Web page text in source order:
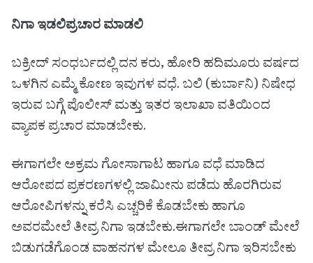
ನಿಗಾ ಇಡಲಿ‌ಪ್ರಚಾರ ಮಾಡಲಿ
ಬಕ್ರೀದ್ ಸಂಧರ್ಬದಲ್ಲಿ ದನ ಕರು, ಹೋರಿ ಹದಿಮೂರು ವರ್ಷದ
ಒಳಗಿನ ಎಮ್ಮೆ ಕೋಣ ಇವುಗಳ ವಧೆ. ಬಲಿ (ಕುರ್ಬಾನಿ) ನಿಷೇಧ
ಇರುವ ಬಗ್ಗೆ ಪೊಲೀಸ್ ಮತ್ತು ಇತರ ಇಲಾಖಾ ವತಿಯಿಂದ
ವ್ಯಾಪಕ ಪ್ರಚಾರ ಮಾಡಬೇಕು.
ಈಗಾಗಲೇ ಅಕ್ರಮ ಗೋಸಾಗಾಟ ಹಾಗೂ ವಧೆ ಮಾಡಿದ
ಆರೋಪದ ಪ್ರಕರಣಗಳಲ್ಲಿ ಜಾಮೀನು ಪಡೆದು ಹೊರಗಿರುವ
ಆರೋಪಿಗಳನ್ನು ಕರೆಸಿ ಎಚ್ಚರಿಕೆ ಕೊಡಬೇಕು ಹಾಗೂ
ಅವರಮೇಲೆ ತೀವ್ರ ನಿಗಾ ಇಡಬೇಕು.ಈಗಾಗಲೇ ಬಾಂಡ್ ಮೇಲೆ
ಬಿಡುಗಡೆಗೊಂಡ ವಾಹನಗಳ ಮೇಲೂ ತೀವ್ರ ನಿಗಾ ಇರಿಸಬೇಕು